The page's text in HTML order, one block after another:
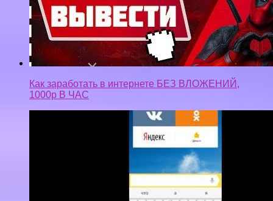
Онлайн заработок, на мобильный счёт